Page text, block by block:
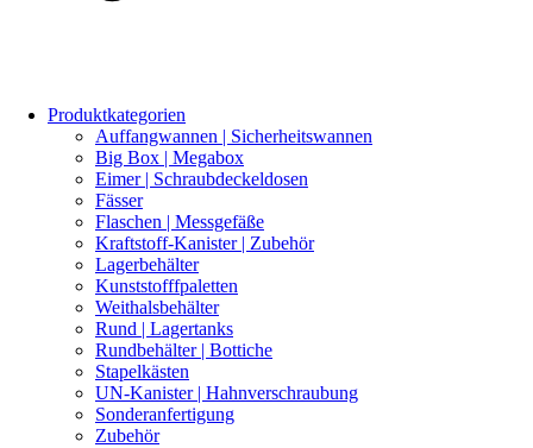
Produktkategorien
Auffangwannen | Sicherheitswannen
Big Box | Megabox
Eimer | Schraubdeckeldosen
Fässer
Flaschen | Messgefäße
Kraftstoff-Kanister | Zubehör
Lagerbehälter
Kunststofffpaletten
Weithalsbehälter
Rund | Lagertanks
Rundbehälter | Bottiche
Stapelkästen
UN-Kanister | Hahnverschraubung
Sonderanfertigung
Zubehör